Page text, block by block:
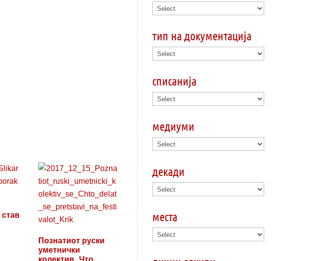
Познатиот руски
уметнички
колектив „Что
тип на документација
списанија
медиуми
декади
места